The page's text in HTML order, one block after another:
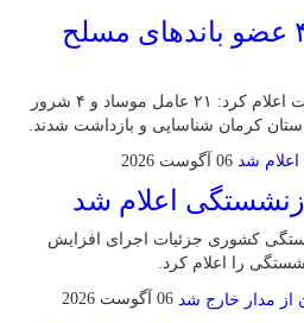
۲۱ عامل موساد و ۴ عضو باند‌های مسلح
محمودآباد آنلاین : وزارت اطلاعات اعلام کرد: ۲۱ عامل موساد و ۴ شرور
کرمان شناسایی و بازداشت شدند.
06 آگوست 2026
اعلام شد
کشوری جزئیات اجرای افزایش
را اعلام کرد.
06 آگوست 2026